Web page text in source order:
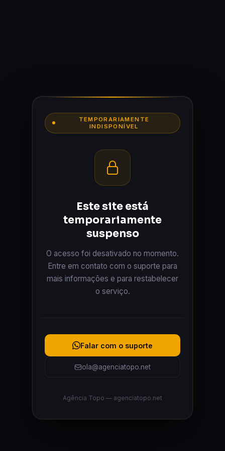
TEMPORARIAMENTE
INDISPONÍVEL
Este site está
temporariamente
suspenso
O acesso foi desativado no momento.
Entre em contato com o suporte para
mais informações e para restabelecer
o serviço.
Falar com o suporte
ola@agenciatopo.net
Agência Topo — agenciatopo.net